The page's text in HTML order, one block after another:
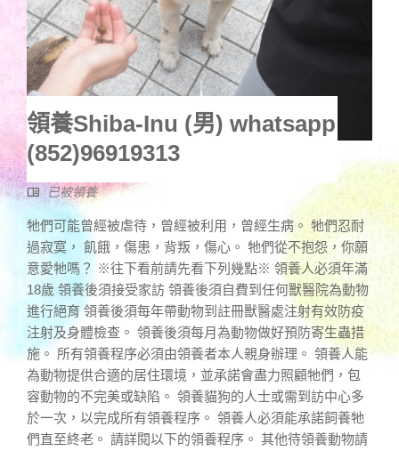
領養Shiba-Inu (男) whatsapp
(852)96919313
已被領養
牠們可能曾經被虐待，曾經被利用，曾經生病。 牠們忍耐
過寂寞， 飢餓，傷患，背叛，傷心。 牠們從不抱怨，你願
意愛牠嗎？ ※往下看前請先看下列幾點※ 領養人必須年滿
18歲 領養後須接受家訪 領養後須自費到任何獸醫院為動物
進行絕育 領養後須每年帶動物到註冊獸醫處注射有效防疫
注射及身體檢查。 領養後須每月為動物做好預防寄生蟲措
施。 所有領養程序必須由領養者本人親身辦理。 領養人能
為動物提供合適的居住環境，並承諾會盡力照顧牠們，包
容動物的不完美或缺陷。 領養貓狗的人士或需到訪中心多
於一次，以完成所有領養程序。 領養人必須能承諾飼養牠
們直至終老。 請詳閱以下的領養程序。 其他待領養動物請